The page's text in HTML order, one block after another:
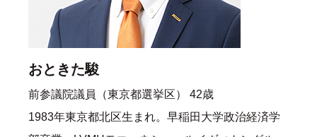
おときた駿
前参議院議員（東京都選挙区） 42歳
1983年東京都北区生まれ。早稲田大学政治経済学